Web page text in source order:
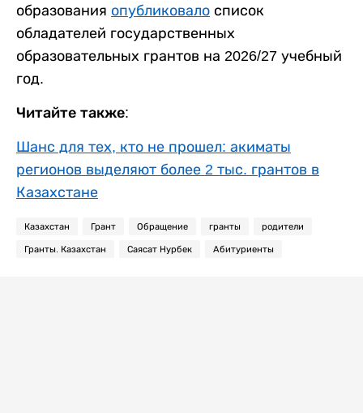
образования опубликовало список
обладателей государственных
образовательных грантов на 2026/27 учебный
год.
Читайте также:
Шанс для тех, кто не прошел: акиматы
регионов выделяют более 2 тыс. грантов в
Казахстане
Казахстан Грант Обращение гранты родители
Гранты. Казахстан Саясат Нурбек Абитуриенты